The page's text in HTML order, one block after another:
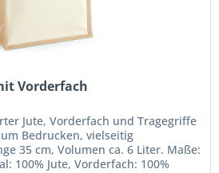
Vorderfach
Jute, Vorderfach und Tragegriffe
Bedrucken, vielseitig
35 cm, Volumen ca. 6 Liter. Maße:
100% Jute, Vorderfach: 100%